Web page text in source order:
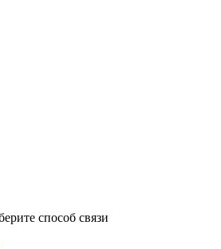
способ связи